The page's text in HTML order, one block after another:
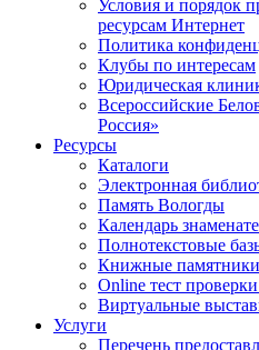
Условия и порядок
ресурсам Интернет
Политика
Клубы по интересам
Юридическая
Всероссийские
Россия»
Ресурсы
Каталоги
Электронная
Память Вологды
Календарь
Полнотекстовые
Книжные памятники
Online тест
Виртуальные
Услуги
Перечень